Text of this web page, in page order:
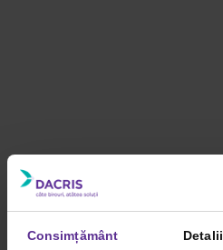
Consimțământ Detalii